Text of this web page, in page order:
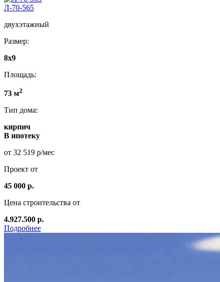
Л-70-565
двухэтажный
Размер:
8х9
Площадь:
73 м2
Тип дома:
кирпич
В ипотеку
от 32 519 р/мес
Проект от
45 000 р.
Цена строительства от
4.927.500 р.
Подробнее